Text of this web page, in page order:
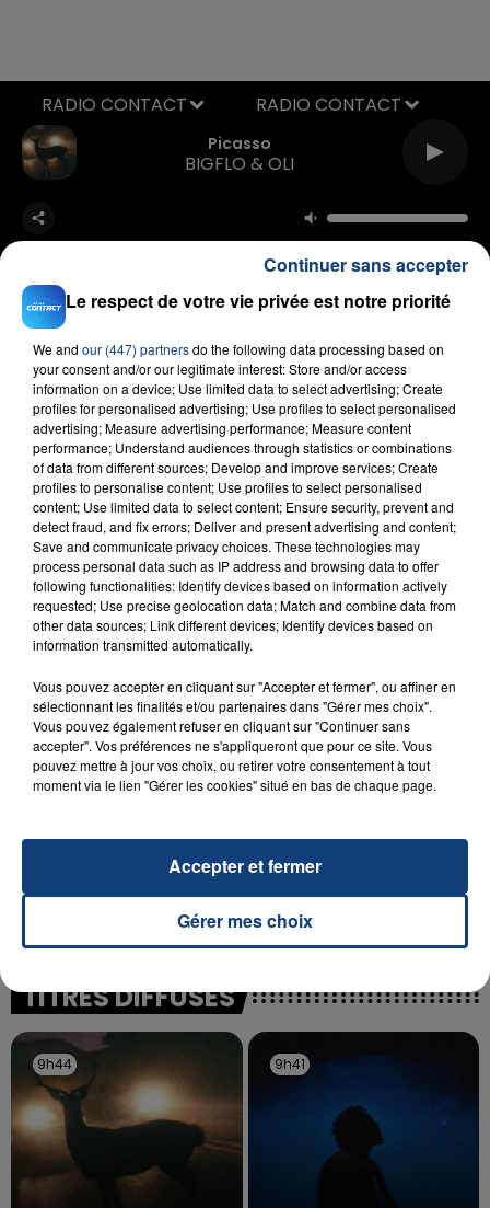
Picasso
BIGFLO & OLI
RADIO CONTACT
FIL D'ACTU
23 juillet 2026
INCENDIE MORTEL À LENS : UNE FEMME ET
SON BÉBÉ ENTRE LA VIE ET LA...
Un homme s'est immolé par le feu après avoir
aspergé sa compagne et leur bébé de trois mois
d'un liquide inflammable.
UNE ADOLESCENTE DEVANT SE FAIRE
OPÉRER DE LA CHEVILLE RESSORT DE LA...
La famille a porté plainte contre la clinique qui a
reconnu sa responsabilité et présenté ses
TITRES DIFFUSÉS
9h44
9h44 9h41
9h41
Le respect de votre vie privée est notre priorité
We and our (447) partnersdo the following data processing based on
your consent and/or our legitimate interest: Store and/or access
information on a device; Use limited data to select advertising; Create
profiles for personalised advertising; Use profiles to select personalised
advertising; Measure advertising performance; Measure content
performance; Understand audiences through statistics or combinations
of data from different sources; Develop and improve services; Create
profiles to personalise content; Use profiles to select personalised
content; Use limited data to select content; Ensure security, prevent and
detect fraud, and fix errors; Deliver and present advertising and content;
Save and communicate privacy choices. These technologies may
process personal data such as IP address and browsing data to offer
following functionalities: Identify devices based on information actively
requested; Use precise geolocation data; Match and combine data from
other data sources; Link different devices; Identify devices based on
information transmitted automatically.
Vous pouvez accepter en cliquant sur "Accepter et fermer", ou affiner en
sélectionnant les finalités et/ou partenaires dans "Gérer mes choix".
Vous pouvez également refuser en cliquant sur "Continuer sans
accepter". Vos préférences ne s'appliqueront que pour ce site. Vous
pouvez mettre à jour vos choix, ou retirer votre consentement à tout
moment via le lien "Gérer les cookies" situé en bas de chaque page.
Gérer mes choix
Accepter et fermer
Continuer sans accepter